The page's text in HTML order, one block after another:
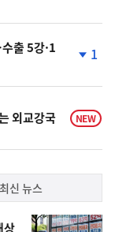
출 5강·1
락
1
외교강국 NEW
최신 뉴스
상